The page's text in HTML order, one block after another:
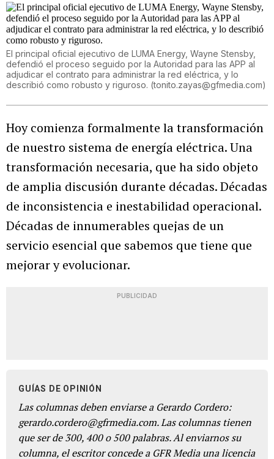
El principal oficial ejecutivo de LUMA Energy, Wayne Stensby,
defendió el proceso seguido por la Autoridad para las APP al
adjudicar el contrato para administrar la red eléctrica, y lo
describió como robusto y riguroso. (tonito.zayas@gfmedia.com)
Hoy comienza formalmente la transformación
de nuestro sistema de energía eléctrica. Una
transformación necesaria, que ha sido objeto
de amplia discusión durante décadas. Décadas
de inconsistencia e inestabilidad operacional.
Décadas de innumerables quejas de un
servicio esencial que sabemos que tiene que
mejorar y evolucionar.
PUBLICIDAD
GUÍAS DE OPINIÓN
Las columnas deben enviarse a Gerardo Cordero:
gerardo.cordero@gfrmedia.com. Las columnas tienen
que ser de 300, 400 o 500 palabras. Al enviarnos su
columna, el escritor concede a GFR Media una licencia